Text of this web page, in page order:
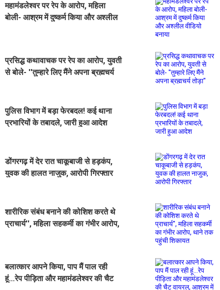
महामंडलेश्वर पर रेप के आरोप, महिला
बोली- आश्रम में दुष्कर्म किया और अश्लील
प्रसिद्ध कथावाचक पर रेप का आरोप, युवती
से बोले- ''तुम्हारे लिए मैंने अपना ब्रह्मचर्य
पुलिस विभाग में बड़ा फेरबदल! कई थाना
प्रभारियों के तबादले, जारी हुआ आदेश
डोंगरगढ़ में देर रात चाकूबाजी से हड़कंप,
युवक की हालत नाजुक, आरोपी गिरफ्तार
शारीरिक संबंध बनाने की कोशिश करते थे
प्राचार्य'', महिला सहकर्मी का गंभीर आरोप,
बलात्कार आपने किया, पाप मैं पाल रही
हूं...रेप पीड़िता और महामंडलेश्वर की चैट